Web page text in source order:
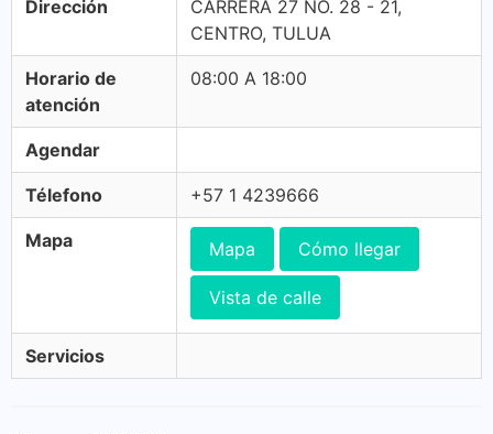
Dirección
CARRERA 27 NO. 28 - 21,
CENTRO, TULUA
Horario de
atención
08:00 A 18:00
Agendar
Télefono +57 1 4239666
Mapa Mapa Cómo llegar
Vista de calle
Servicios